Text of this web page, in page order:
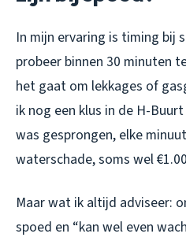
In mijn ervaring is timing bij
probeer binnen 30 minuten
het gaat om lekkages of
ik nog een klus in de H-
was gesprongen, elke
waterschade, soms wel
Maar wat ik altijd adviseer:
spoed en “kan wel even